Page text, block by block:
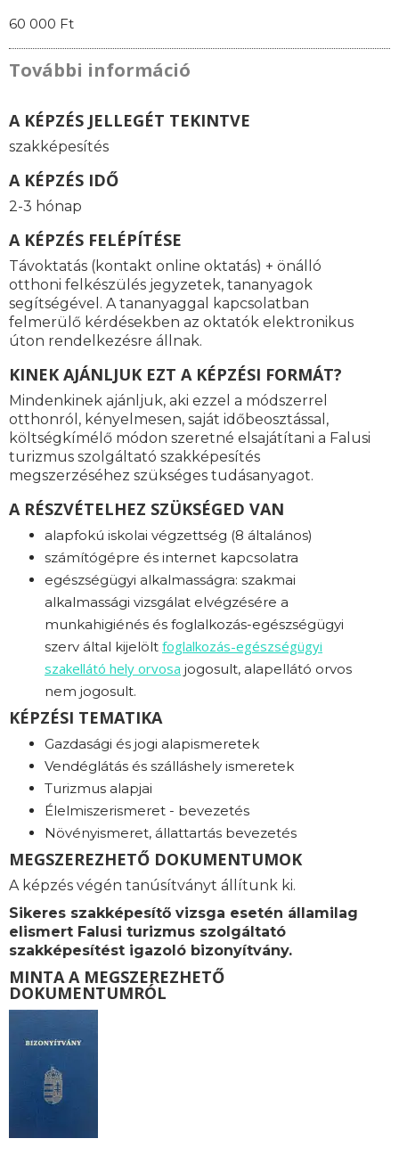
60 000 Ft
További információ
A KÉPZÉS JELLEGÉT TEKINTVE
szakképesítés
A KÉPZÉS IDŐ
2-3 hónap
A KÉPZÉS FELÉPÍTÉSE
Távoktatás (kontakt online oktatás) + önálló
otthoni felkészülés jegyzetek, tananyagok
segítségével. A tananyaggal kapcsolatban
felmerülő kérdésekben az oktatók elektronikus
úton rendelkezésre állnak.
KINEK AJÁNLJUK EZT A KÉPZÉSI FORMÁT?
Mindenkinek ajánljuk, aki ezzel a módszerrel
otthonról, kényelmesen, saját időbeosztással,
költségkímélő módon szeretné elsajátítani a Falusi
turizmus szolgáltató szakképesítés
megszerzéséhez szükséges tudásanyagot.
A RÉSZVÉTELHEZ SZÜKSÉGED VAN
alapfokú iskolai végzettség (8 általános)
számítógépre és internet kapcsolatra
egészségügyi alkalmasságra: szakmai
alkalmassági vizsgálat elvégzésére a
munkahigiénés és foglalkozás-egészségügyi
szerv által kijelölt foglalkozás-egészségügyi
szakellátó hely orvosa jogosult, alapellátó orvos
nem jogosult.
KÉPZÉSI TEMATIKA
Gazdasági és jogi alapismeretek
Vendéglátás és szálláshely ismeretek
Turizmus alapjai
Élelmiszerismeret - bevezetés
Növényismeret, állattartás bevezetés
MEGSZEREZHETŐ DOKUMENTUMOK
A képzés végén tanúsítványt állítunk ki.
Sikeres szakképesítő vizsga esetén államilag
elismert Falusi turizmus szolgáltató
szakképesítést igazoló bizonyítvány.
MINTA A MEGSZEREZHETŐ
DOKUMENTUMRÓL